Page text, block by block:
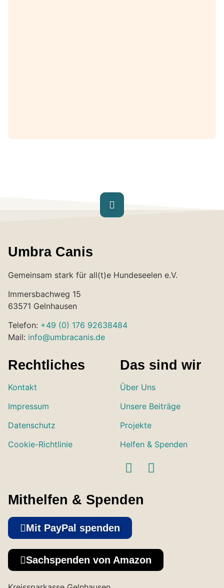
Umbra Canis
Gemeinsam stark für all(t)e Hundeseelen e.V.
Immersbachweg 15
63571 Gelnhausen
Telefon: +49 (0) 176 92638484
Mail: info@umbracanis.de
Rechtliches
Kontakt
Impressum
Datenschutz
Cookie-Richtlinie
Das sind wir
Über Uns
Unsere Beiträge
Projekte
Helfen & Spenden
Mithelfen & Spenden
Mit PayPal spenden
Sachspenden von Amazon